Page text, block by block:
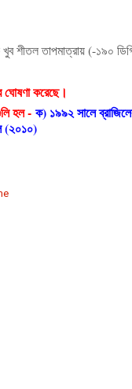
খুবশীতলতাপমাত্রায়(-১৯০
ঘোষণা করেছে।
হল - ক) ১৯৯২ সালে
(২০১০)